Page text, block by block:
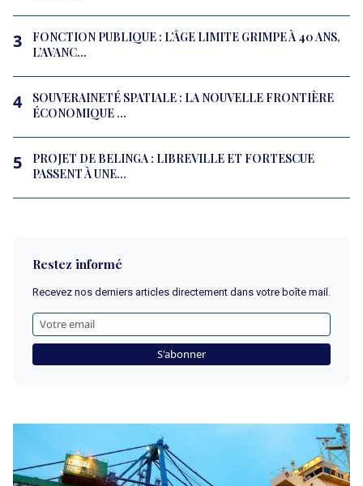
3
FONCTION PUBLIQUE : L’ÂGE LIMITE GRIMPE À 40 ANS,
L’AVANC...
4
SOUVERAINETÉ SPATIALE : LA NOUVELLE FRONTIÈRE
ÉCONOMIQUE ...
5
PROJET DE BELINGA : LIBREVILLE ET FORTESCUE
PASSENT À UNE...
Restez informé
Recevez nos derniers articles directement dans votre boîte mail.
S'abonner